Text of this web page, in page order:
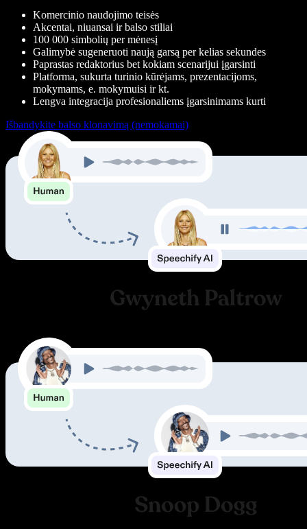
Komercinio naudojimo teisės
Akcentai, niuansai ir balso stiliai
100 000 simbolių per mėnesį
Galimybė sugeneruoti naują garsą per kelias sekundes
Paprastas redaktorius bet kokiam scenarijui įgarsinti
Platforma, sukurta turinio kūrėjams, prezentacijoms,
mokymams, e. mokymuisi ir kt.
Lengva integracija profesionaliems įgarsinimams kurti
Išbandykite balso klonavimą (nemokamai)